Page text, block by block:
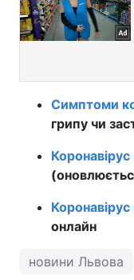
Симптоми
грипу чи
Коронавірус
онлайн
новини Львова